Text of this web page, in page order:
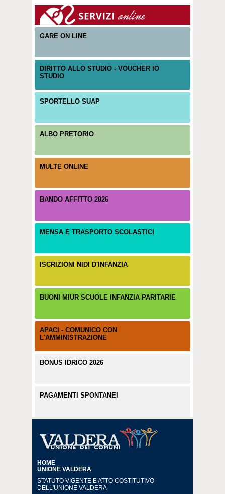
GARE ON LINE
DIRITTO ALLO STUDIO - VOUCHER IO
STUDIO
SPORTELLO SUAP
ALBO PRETORIO
MULTE ONLINE
BANDO AFFITTO 2026
MENSA E TRASPORTO SCOLASTICI
ISCRIZIONI NIDI D'INFANZIA
BUONI MIUR SCUOLE INFANZIA PARITARIE
APACI - COMUNICO CON
L'AMMINISTRAZIONE
BONUS IDRICO 2026
PAGAMENTI SPONTANEI
HOME
UNIONE VALDERA
STATUTO VIGENTE E ATTO COSTITUTIVO
DELL'UNIONE VALDERA